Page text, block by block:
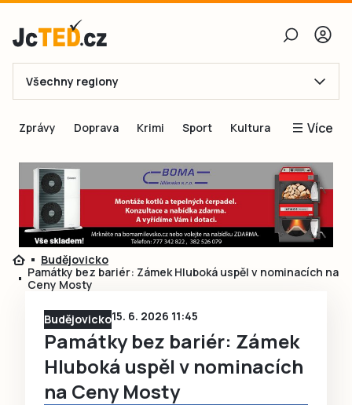
E-mail
Obnovit heslo
Přihlásit se
Přihlásit se přes Facebook
Ještě nemám účet, chci se
Všechny regiony
Zprávy Doprava Krimi Sport Kultura Více
Blogy
Inspirace
Čtenáři píší
Speciální přílohy
Budějovicko
Památky bez bariér: Zámek Hluboká uspěl v nominacích na
Ceny Mosty
Budějovicko15. 6. 2026 11:45
Památky bez bariér: Zámek
Hluboká uspěl v nominacích
na Ceny Mosty